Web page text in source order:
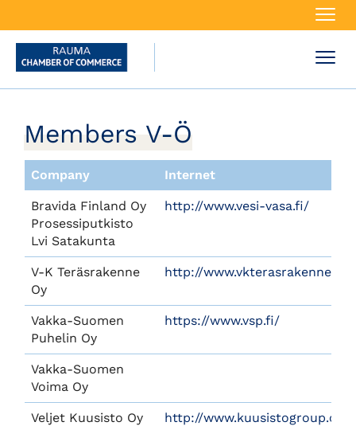
Members V-Ö
Company Internet
Bravida Finland Oy
Prosessiputkisto
Lvi Satakunta
http://www.vesi-vasa.fi/
V-K Teräsrakenne
Oy
http://www.vkterasrakenne.fi/
Vakka-Suomen
Puhelin Oy
https://www.vsp.fi/
Vakka-Suomen
Voima Oy
Veljet Kuusisto Oy http://